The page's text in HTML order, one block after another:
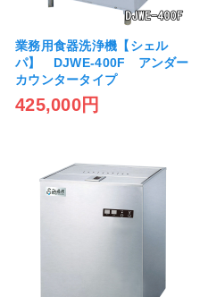
業務用食器洗浄機【シェル
パ】 DJWE-400F アンダー
カウンタータイプ
425,000円